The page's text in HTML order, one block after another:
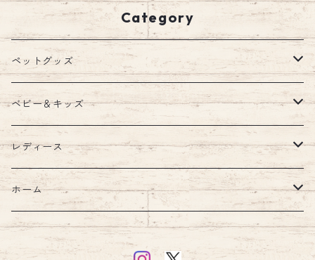
Category
ペットグッズ
ウェア
ウェア
首輪
ハーネス・リード
ハーネスリードセット
ウォーターボトル
ベビー＆キッズ
キッズルーム
ブランケット
汗取りパッド・ガーゼ
レディース
バッグ
ショルダー
財布
ホーム
キッチン